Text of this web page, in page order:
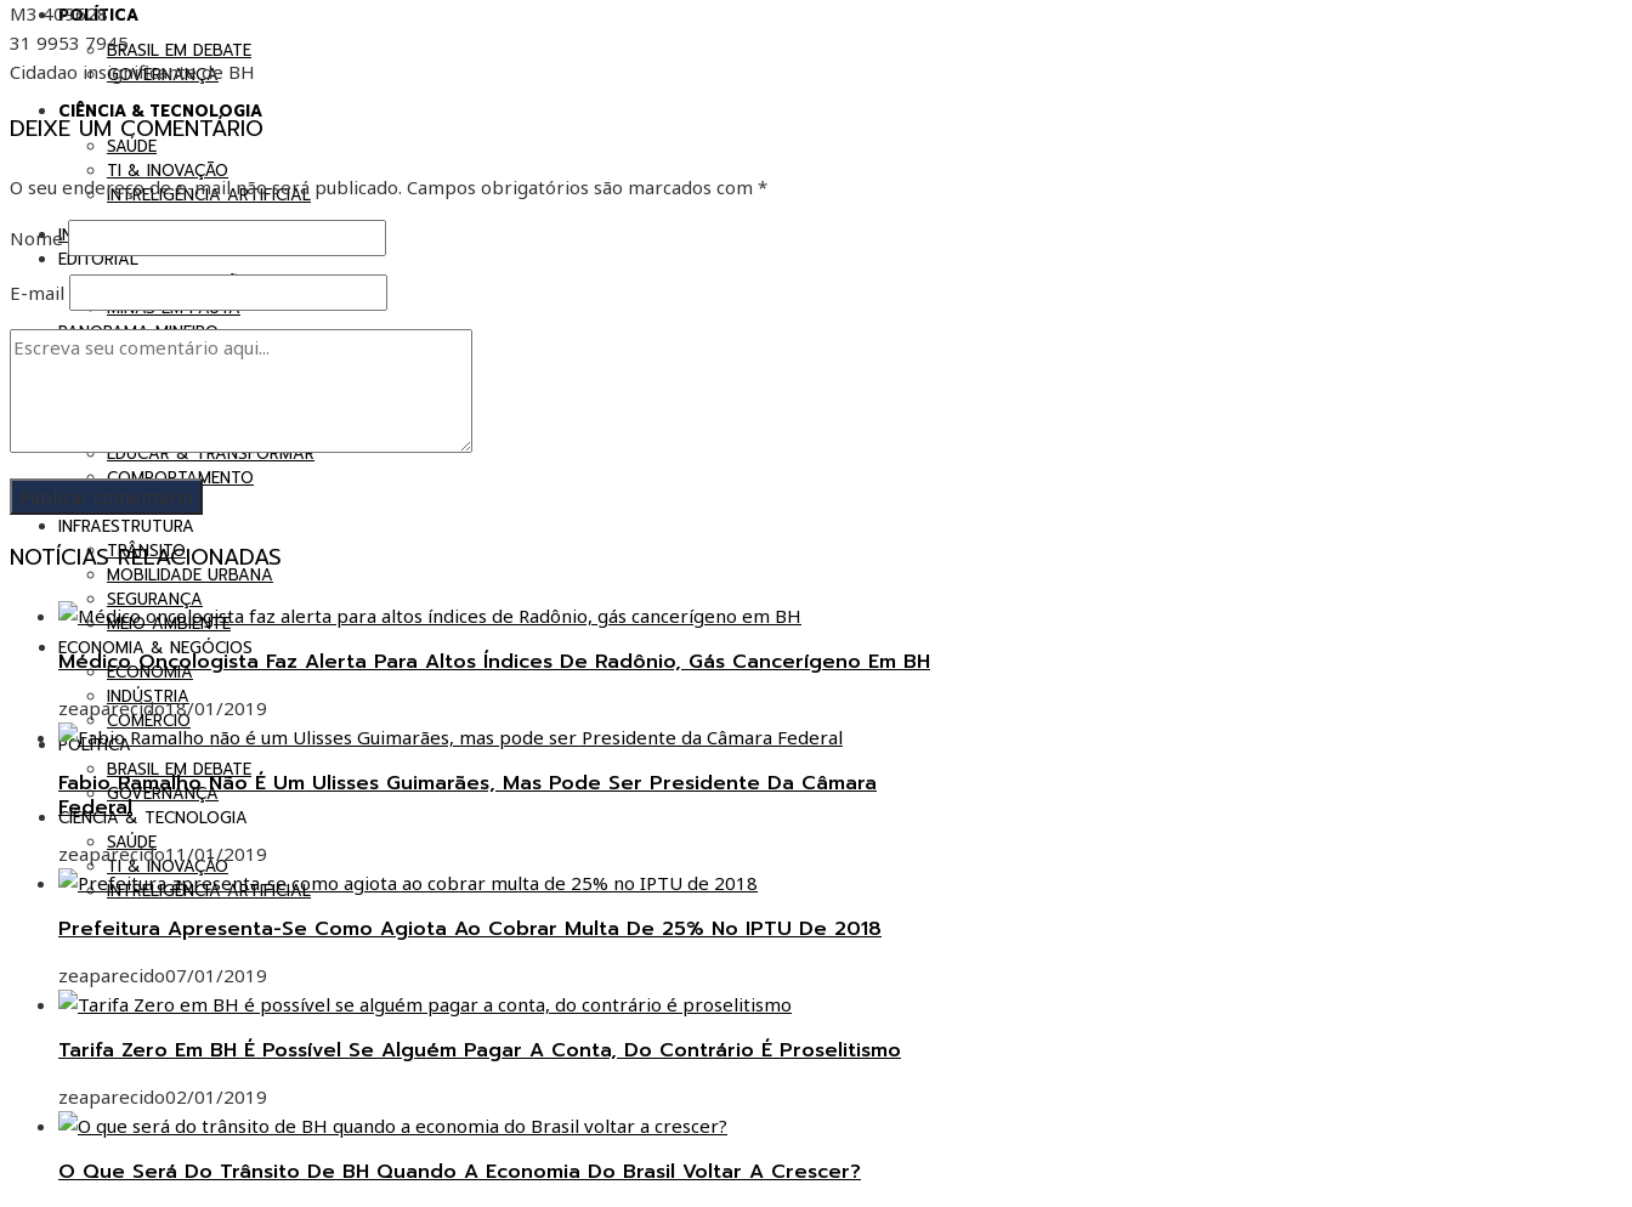
POLÍTICA
BRASIL EM DEBATE
GOVERNANÇA
CIÊNCIA & TECNOLOGIA
SAÚDE
TI & INOVAÇÃO
INTRELIGÊNCIA ARTIFICIAL
INÍCO
EDITORIAL
VOZES & OPINIÕES
MINAS EM PAUTA
PANORAMA MINEIRO
BELO HORIZONTE
EDUCAR & TRANSFORMAR
COMPORTAMENTO
TURISMO
INFRAESTRUTURA
TRÂNSITO
MOBILIDADE URBANA
SEGURANÇA
MEIO AMBIENTE
ECONOMIA & NEGÓCIOS
ECONOMIA
INDÚSTRIA
COMÉRCIO
POLÍTICA
BRASIL EM DEBATE
GOVERNANÇA
CIÊNCIA & TECNOLOGIA
SAÚDE
TI & INOVAÇÃO
INTRELIGÊNCIA ARTIFICIAL
M3 409628
31 9953 7945
Cidadao insignificante de BH
DEIXE UM COMENTÁRIO
O seu endereço de e-mail não será publicado. Campos obrigatórios são marcados com *
Nome
E-mail
NOTÍCIAS RELACIONADAS
Médico Oncologista Faz Alerta Para Altos Índices De Radônio, Gás Cancerígeno Em BH
zeaparecido18/01/2019
Fabio Ramalho Não É Um Ulisses Guimarães, Mas Pode Ser Presidente Da Câmara
Federal
zeaparecido11/01/2019
Prefeitura Apresenta-Se Como Agiota Ao Cobrar Multa De 25% No IPTU De 2018
zeaparecido07/01/2019
Tarifa Zero Em BH É Possível Se Alguém Pagar A Conta, Do Contrário É Proselitismo
zeaparecido02/01/2019
O Que Será Do Trânsito De BH Quando A Economia Do Brasil Voltar A Crescer?